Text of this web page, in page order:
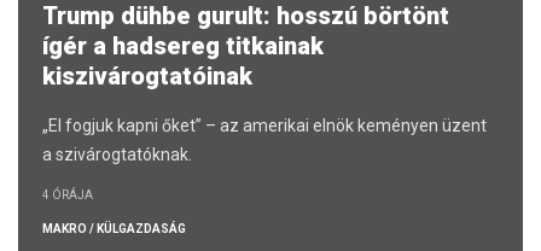
Trump dühbe gurult: hosszú börtönt
ígér a hadsereg titkainak
kiszivárogtatóinak
„El fogjuk kapni őket” – az amerikai elnök keményen üzent
a szivárogtatóknak.
4 ÓRÁJA
MAKRO / KÜLGAZDASÁG